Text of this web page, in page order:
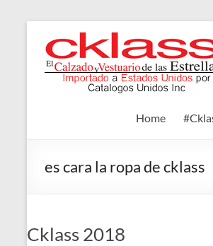
content
Cklass
El
las
Home
es cara la ropa de cklass
Cklass 2018